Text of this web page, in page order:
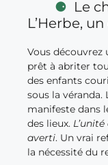
Le
L’Herbe,
Vous découvrez
prêt à abriter
des enfants
sous la véranda.
manifeste dans
des lieux.
averti. Un vrai
la nécessité du